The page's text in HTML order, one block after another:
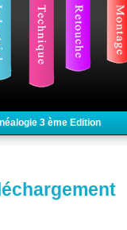
3 ème Edition